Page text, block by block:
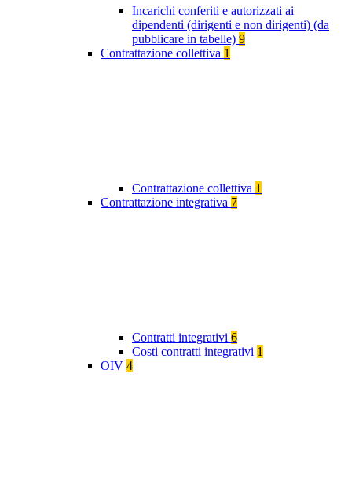
Incarichi conferiti e autorizzati ai
dipendenti (dirigenti e non dirigenti) (da
pubblicare in tabelle) 9
Contrattazione collettiva 1
Contrattazione collettiva 1
Contrattazione integrativa 7
Contratti integrativi 6
Costi contratti integrativi 1
OIV 4